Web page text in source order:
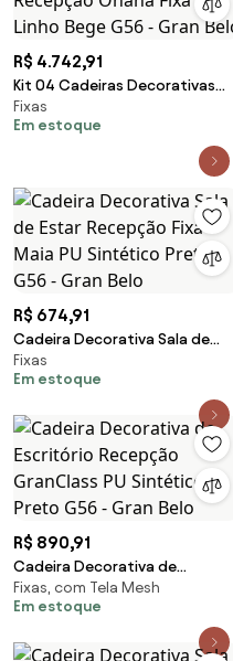
R$ 4.742,91
Kit 04 Cadeiras Decorativas
para Escritório Recepção
Ohana Fixa Linho Bege G56 -
Fixas
Em estoque
R$ 674,91
Cadeira Decorativa Sala de
Estar Recepção Fixa Maia PU
Sintético Preto G56 - Gran Belo
Fixas
Em estoque
R$ 890,91
Cadeira Decorativa de
Escritório Recepção GranClass
PU Sintético Preto G56 - Gran
Fixas, com Tela Mesh
Em estoque